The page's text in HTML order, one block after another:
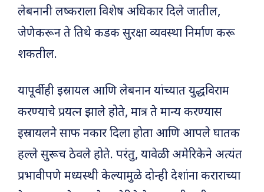
लेबनानी लष्कराला विशेष अधिकार दिले जातील,
जेणेकरून ते तिथे कडक सुरक्षा व्यवस्था निर्माण करू
शकतील.
यापूर्वीही इस्रायल आणि लेबनान यांच्यात युद्धविराम
करण्याचे प्रयत्न झाले होते, मात्र ते मान्य करण्यास
इस्रायलने साफ नकार दिला होता आणि आपले घातक
हल्ले सुरूच ठेवले होते. परंतु, यावेळी अमेरिकेने अत्यंत
प्रभावीपणे मध्यस्थी केल्यामुळे दोन्ही देशांना कराराच्या